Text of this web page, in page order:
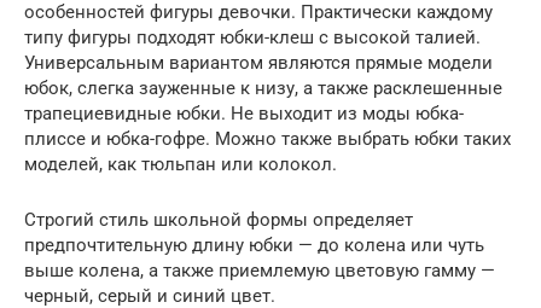
особенностей фигуры девочки. Практически каждому
типу фигуры подходят юбки-клеш с высокой талией.
Универсальным вариантом являются прямые модели
юбок, слегка зауженные к низу, а также расклешенные
трапециевидные юбки. Не выходит из моды юбка-
плиссе и юбка-гофре. Можно также выбрать юбки таких
моделей, как тюльпан или колокол.
Строгий стиль школьной формы определяет
предпочтительную длину юбки — до колена или чуть
выше колена, а также приемлемую цветовую гамму —
черный, серый и синий цвет.